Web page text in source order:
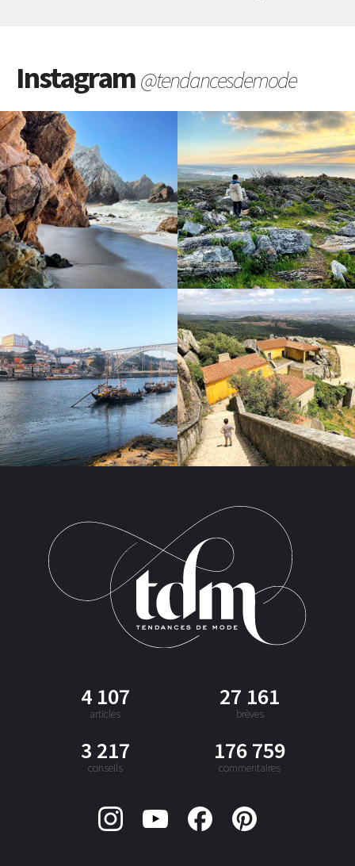
Instagram@tendancesdemode
4 107
articles
27 161
brèves
3 217
conseils
176 759
commentaires